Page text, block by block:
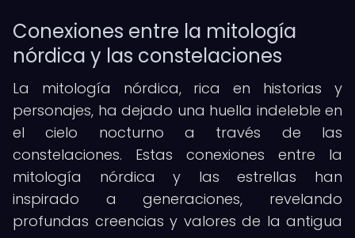
Conexiones entre la mitología
nórdica y las constelaciones
La mitología nórdica, rica en historias y
personajes, ha dejado una huella indeleble en
el cielo nocturno a través de las
constelaciones. Estas conexiones entre la
mitología nórdica y las estrellas han
inspirado a generaciones, revelando
profundas creencias y valores de la antigua